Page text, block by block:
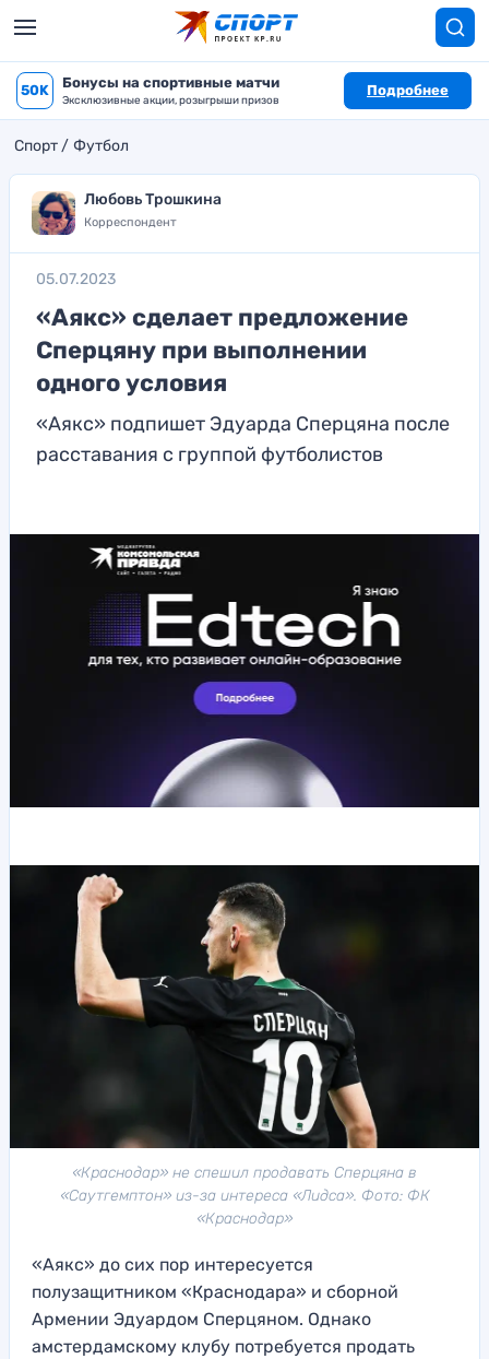
50K Бонусы на спортивные матчи
Эксклюзивные акции, розыгрыши призов
Подробнее
Спорт Футбол
Любовь Трошкина
Корреспондент
05.07.2023
«Аякс» сделает предложение
Сперцяну при выполнении
одного условия
«Аякс» подпишет Эдуарда Сперцяна после
расставания с группой футболистов
«Краснодар» не спешил продавать Сперцяна в
«Саутгемптон» из-за интереса «Лидса». Фото: ФК
«Краснодар»
«Аякс» до сих пор интересуется
полузащитником «Краснодара» и сборной
Армении Эдуардом Сперцяном. Однако
амстердамскому клубу потребуется продать